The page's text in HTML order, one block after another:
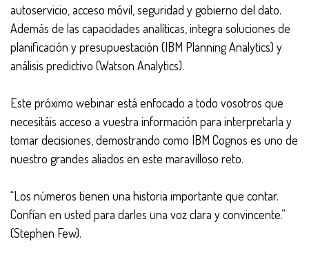
autoservicio, acceso móvil, seguridad y gobierno del dato.
Además de las capacidades analíticas, integra soluciones de
planificación y presupuestación (IBM Planning Analytics) y
análisis predictivo (Watson Analytics).
Este próximo webinar está enfocado a todo vosotros que
necesitáis acceso a vuestra información para interpretarla y
tomar decisiones, demostrando como IBM Cognos es uno de
nuestro grandes aliados en este maravilloso reto.
“Los números tienen una historia importante que contar.
Confían en usted para darles una voz clara y convincente.”
(Stephen Few).